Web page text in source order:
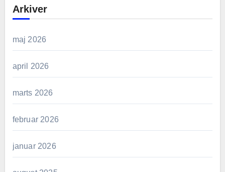
Arkiver
maj 2026
april 2026
marts 2026
februar 2026
januar 2026